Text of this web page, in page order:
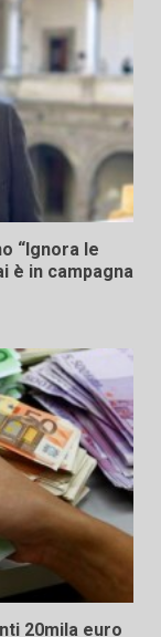
“Ignora le
è in campagna
20mila euro